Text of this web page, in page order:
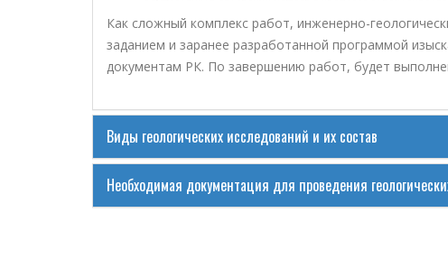
Как сложный комплекс работ, инженерно-
заданием и заранее разработанной программой
документам РК. По завершению работ, будет
Виды геологических исследований и их состав
Необходимая документация для проведения